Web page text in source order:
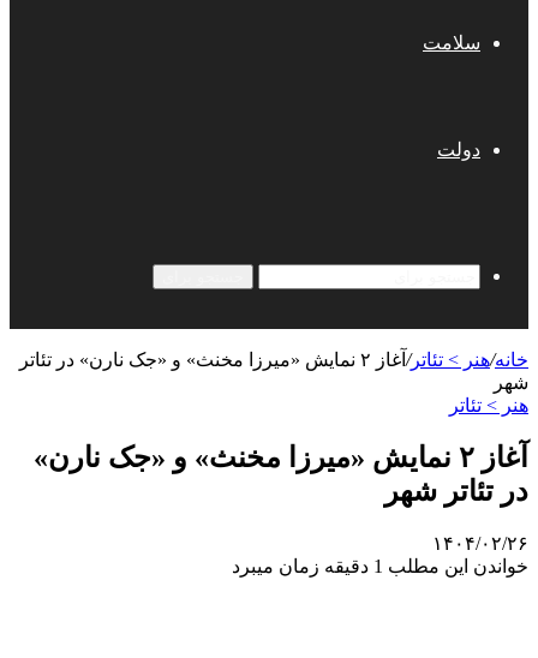
سلامت
دولت
خانه/هنر > تئاتر/
آغاز ۲ نمایش «میرزا مخنث» و «جک نارن» در تئاتر
شهر
هنر > تئاتر
آغاز ۲ نمایش «میرزا مخنث» و «جک نارن»
در تئاتر شهر
۱۴۰۴/۰۲/۲۶
خواندن این مطلب 1 دقیقه زمان میبرد